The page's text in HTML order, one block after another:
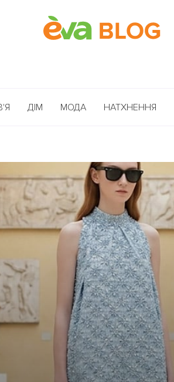
ДІМ МОДА НАТХНЕННЯ